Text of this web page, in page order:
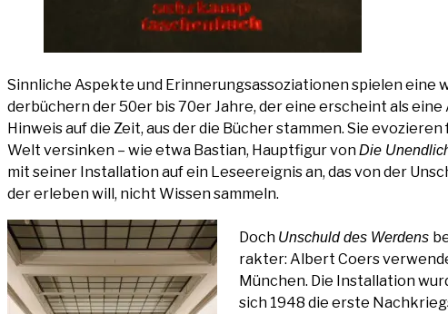
Sinn­li­che Aspek­te und Erin­ne­rungs­as­so­zia­tio­nen spie­len eine
der­bü­chern der 50er bis 70er Jah­re, der eine erscheint als
Hin­weis auf die Zeit, aus der die Bücher stam­men. Sie
Welt ver­sin­ken – wie etwa Bas­ti­an, Haupt­fi­gur vonDie
mit sei­ner Instal­la­ti­on auf ein Lese­ereig­nis an, das von der
der erle­ben will, nicht Wis­sen sammeln.
Doch Unschuld des Wer­dens
rak­ter: Albert Coers
Mün­chen. Die Instal­la­ti­on
sich 1948 die ers­te